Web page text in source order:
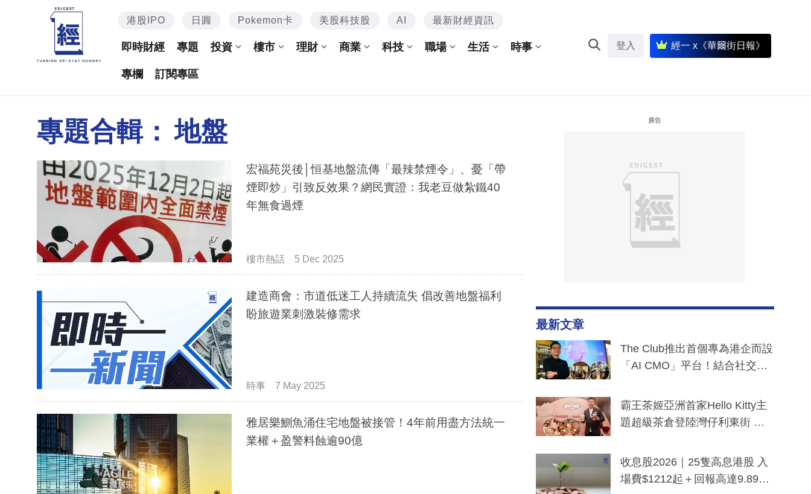
港股IPO 日圓 Pokemon卡 美股科技股 AI 最新財經資訊
即時財經 專題 投資 樓市 理財 商業 科技 職場 生活 時事
專欄 訂閱專區
登入 經一 x《華爾街日報》
專題合輯： 地盤
宏福苑災後│恒基地盤流傳「最辣禁煙令」、憂「帶
煙即炒」引致反效果？網民實證：我老豆做紮鐵40
年無食過煙
樓市熱話 5 Dec 2025
建造商會：市道低迷工人持續流失 倡改善地盤福利
盼旅遊業刺激裝修需求
時事 7 May 2025
雅居樂鰂魚涌住宅地盤被接管！4年前用盡方法統一
業權＋盈警料蝕逾90億
廣告
最新文章
The Club推出首個專為港企而設
「AI CMO」平台！結合社交聆
分鐘生成「貼地」宣傳短片
霸王茶姬亞洲首家Hello Kitty主
題超級茶倉登陸灣仔利東街 推
y及香港限定特調系列
收息股2026｜25隻高息港股 入
場費$1212起＋回報高達9.89